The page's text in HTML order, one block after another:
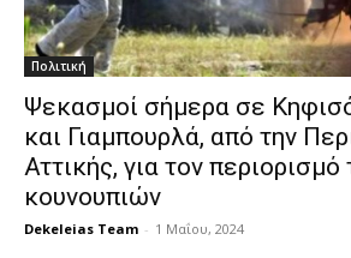
Πολιτική
Ψεκασμοί σήμερα σε
και Γιαμπουρλά, από την
Αττικής, για τον
κουνουπιών
Dekeleias Team - 1 Μαΐου, 2024